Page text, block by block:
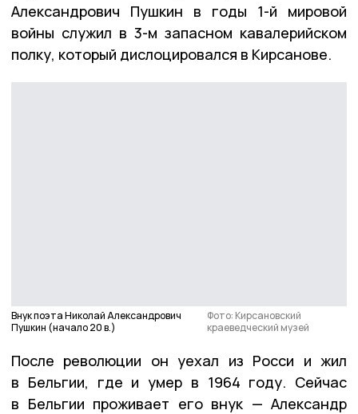
Александрович Пушкин в годы 1-й мировой
войны служил в 3-м запасном кавалерийском
полку, который дислоцировался в Кирсанове.
Внук поэта Николай Александрович
Пушкин (начало 20 в.)
Фото: Кирсановский
краеведческий музей
После революции он уехал из Росси и жил
в Бельгии, где и умер в 1964 году. Сейчас
в Бельгии проживает его внук — Александр